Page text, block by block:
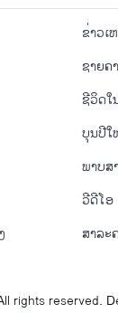
tiếng Lào
ຂ່າວເ
ຊາຍຄ
ຊີ​ວິດ​ໃ
ບຸນປີໃ
ພາບສ
ວີດີໂອ
ສາລະ
rights reserved.